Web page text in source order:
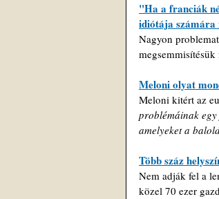
"Ha a franciák
idiótája számára
Nagyon
Meloni olyat
Meloni kitért az
problémáinak
amelyeket a
Több száz
Nem adják fel a
közel 70 ezer